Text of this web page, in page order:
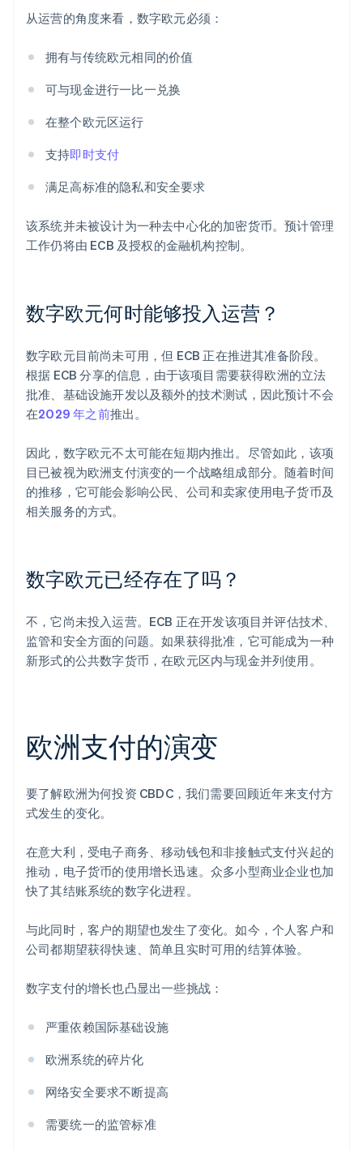
从运营的角度来看，数字欧元必须：
拥有与传统欧元相同的价值
可与现金进行一比一兑换
在整个欧元区运行
支持即时支付
满足高标准的隐私和安全要求
该系统并未被设计为一种去中心化的加密货币。预计管理
工作仍将由 ECB 及授权的金融机构控制。
数字欧元何时能够投入运营？
数字欧元目前尚未可用，但 ECB 正在推进其准备阶段。
根据 ECB 分享的信息，由于该项目需要获得欧洲的立法
批准、基础设施开发以及额外的技术测试，因此预计不会
在2029 年之前推出。
因此，数字欧元不太可能在短期内推出。尽管如此，该项
目已被视为欧洲支付演变的一个战略组成部分。随着时间
的推移，它可能会影响公民、公司和卖家使用电子货币及
相关服务的方式。
数字欧元已经存在了吗？
不，它尚未投入运营。ECB 正在开发该项目并评估技术、
监管和安全方面的问题。如果获得批准，它可能成为一种
新形式的公共数字货币，在欧元区内与现金并列使用。
欧洲支付的演变
要了解欧洲为何投资 CBDC，我们需要回顾近年来支付方
式发生的变化。
在意大利，受电子商务、移动钱包和非接触式支付兴起的
推动，电子货币的使用增长迅速。众多小型商业企业也加
快了其结账系统的数字化进程。
与此同时，客户的期望也发生了变化。如今，个人客户和
公司都期望获得快速、简单且实时可用的结算体验。
数字支付的增长也凸显出一些挑战：
严重依赖国际基础设施
欧洲系统的碎片化
网络安全要求不断提高
需要统一的监管标准